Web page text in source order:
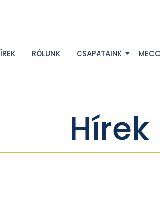
RÓLUNK CSAPATAINK
Hírek